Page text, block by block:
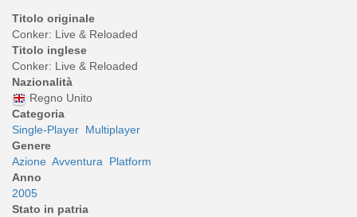
Titolo originale
Conker: Live & Reloaded
Titolo inglese
Conker: Live & Reloaded
Nazionalità
Regno Unito
Categoria
Single-Player Multiplayer
Genere
Azione Avventura
Platform
Anno
2005
Stato in patria